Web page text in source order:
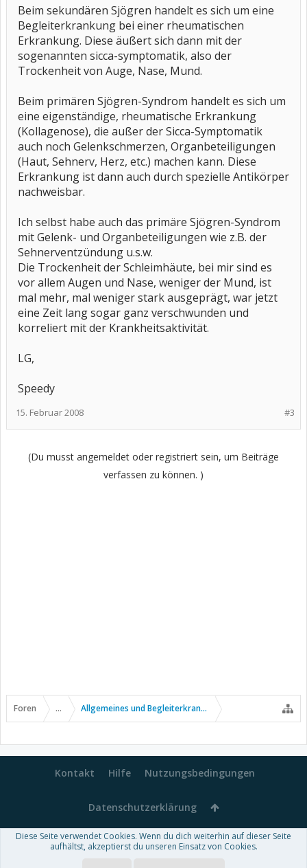
Beim sekundären Sjögren handelt es sich um eine
Begleiterkrankung bei einer rheumatischen
Erkrankung. Diese äußert sich dann mit der
sogenannten sicca-symptomatik, also der
Trockenheit von Auge, Nase, Mund.
Beim primären Sjögren-Syndrom handelt es sich um
eine eigenständige, rheumatische Erkrankung
(Kollagenose), die außer der Sicca-Symptomatik
auch noch Gelenkschmerzen, Organbeteiligungen
(Haut, Sehnerv, Herz, etc.) machen kann. Diese
Erkrankung ist dann auch durch spezielle Antikörper
nachweisbar.
Ich selbst habe auch das primäre Sjögren-Syndrom
mit Gelenk- und Organbeteiligungen wie z.B. der
Sehnerventzündung u.s.w.
Die Trockenheit der Schleimhäute, bei mir sind es
vor allem Augen und Nase, weniger der Mund, ist
mal mehr, mal weniger stark ausgeprägt, war jetzt
eine Zeit lang sogar ganz verschwunden und
korreliert mit der Krankheitsaktivität.
LG,
Speedy
#3
15. Februar 2008
(Du musst angemeldet oder registriert sein, um Beiträge
verfassen zu können. )
Foren ... Allgemeines und Begleiterkrankungen
Kontakt Hilfe Nutzungsbedingungen
Datenschutzerklärung
Forum software by XenForo™-Deutsch von xenDach
Diese Seite verwendet Cookies. Wenn du dich weiterhin auf dieser Seite
aufhältst, akzeptierst du unseren Einsatz von Cookies.